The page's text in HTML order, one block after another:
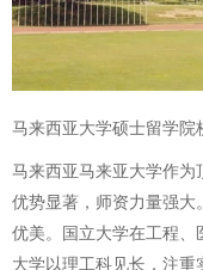
马来西亚大学硕士留学院
马来西亚马来亚大学作为
优势显著，师资力量强大
优美。国立大学在工程、
大学以理工科见长，注